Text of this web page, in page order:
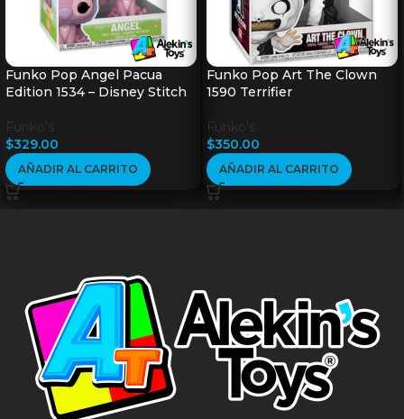
Funko Pop Angel Pacua
Edition 1534 – Disney Stitch
Funko's
$329.00
AÑADIR AL CARRITO
Funko Pop Art The Clown
1590 Terrifier
Funko's
$350.00
AÑADIR AL CARRITO